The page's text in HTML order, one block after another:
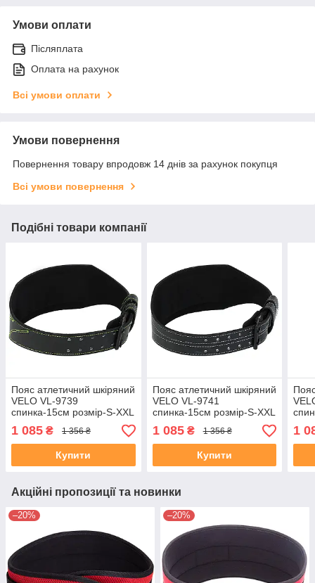
Умови оплати
Післяплата
Оплата на рахунок
Всі умови оплати
Умови повернення
Повернення товару впродовж 14 днів за рахунок покупця
Всі умови повернення
Подібні товари компанії
Пояс атлетичний шкіряний
VELO VL-9739
спинка-15см розмір-S-XXL
чорний-салатовий
1 085 ₴ 1 356 ₴
Купити
Пояс атлетичний шкіряний
VELO VL-9741
спинка-15см розмір-S-XXL
чорний-білий
1 085₴ 1 356 ₴
Купити
1
Акційні пропозиції та новинки
–20% –20%